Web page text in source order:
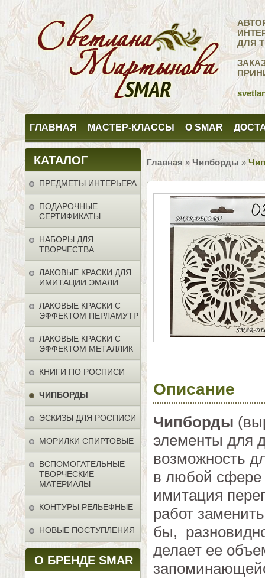
ДЛЯ
ГЛАВНАЯ МАСТЕР-КЛАССЫ О SMAR
КАТАЛОГ
ПРЕДМЕТЫ ИНТЕРЬЕРА
ПОДАРОЧНЫЕ
СЕРТИФИКАТЫ
НАБОРЫ ДЛЯ
ТВОРЧЕСТВА
ЛАКОВЫЕ КРАСКИ ДЛЯ
ИМИТАЦИИ ЭМАЛИ
ЛАКОВЫЕ КРАСКИ С
ЭФФЕКТОМ ПЕРЛАМУТР
ЛАКОВЫЕ КРАСКИ С
ЭФФЕКТОМ МЕТАЛЛИК
КНИГИ ПО РОСПИСИ
ЧИПБОРДЫ
ЭСКИЗЫ ДЛЯ РОСПИСИ
МОРИЛКИ СПИРТОВЫЕ
ВСПОМОГАТЕЛЬНЫЕ
ТВОРЧЕСКИЕ
МАТЕРИАЛЫ
КОНТУРЫ РЕЛЬЕФНЫЕ
НОВЫЕ ПОСТУПЛЕНИЯ
О БРЕНДЕ SMAR
Главная » Чипборды »
Описание
Чипборды
элементы для
возможность
в любой сфере
имитация
работ
бы,
делает ее